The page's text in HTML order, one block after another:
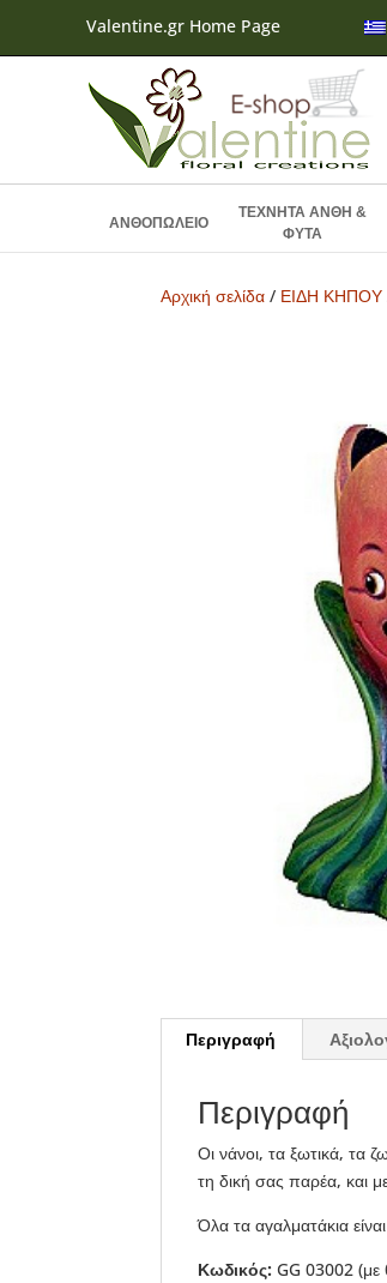
Valentine.gr Home Page
ΑΝΘΟΠΩΛΕΙΟ
ΤΕΧΝΗΤΑ ΑΝΘΗ &
ΦΥΤΑ
Αρχική σελίδα / ΕΙΔΗ ΚΗΠΟΥ
Περιγραφή
Περιγραφή
Οι νάνοι, τα ξωτικά, τα
τη δική σας παρέα, και
Όλα τα αγαλματάκια
Κωδικός: GG 03002 (με